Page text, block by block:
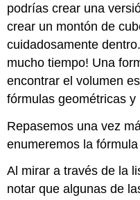
podrías crear una
crear un montón de
cuidadosamente
mucho tiempo! Una
encontrar el volumen
fórmulas geométricas
Repasemos una vez
enumeremos la
Al mirar a través de la
notar que algunas de